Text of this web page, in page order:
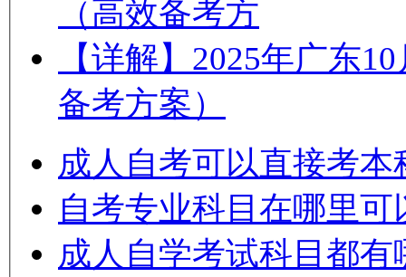
（高效备考方
【详解】2025年广东
备考方案）
成人自考可以直接考本
自考专业科目在哪里可
成人自学考试科目都有